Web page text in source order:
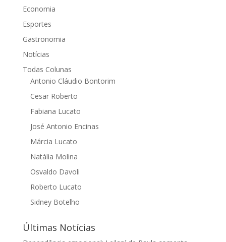
Economia
Esportes
Gastronomia
Notícias
Todas Colunas
Antonio Cláudio Bontorim
Cesar Roberto
Fabiana Lucato
José Antonio Encinas
Márcia Lucato
Natália Molina
Osvaldo Davoli
Roberto Lucato
Sidney Botelho
Últimas Notícias